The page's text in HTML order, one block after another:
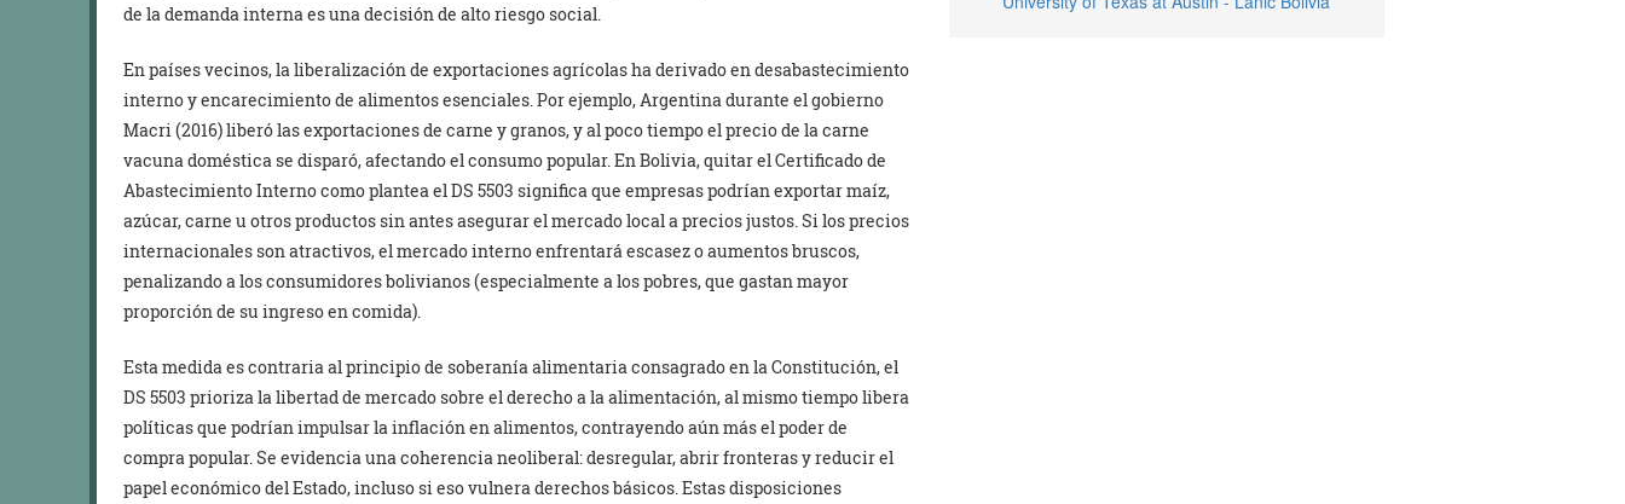
de la demanda interna es una decisión de alto riesgo social.
En países vecinos, la liberalización de exportaciones agrícolas ha derivado en desabastecimiento
interno y encarecimiento de alimentos esenciales. Por ejemplo, Argentina durante el gobierno
Macri (2016) liberó las exportaciones de carne y granos, y al poco tiempo el precio de la carne
vacuna doméstica se disparó, afectando el consumo popular. En Bolivia, quitar el Certificado de
Abastecimiento Interno como plantea el DS 5503 significa que empresas podrían exportar maíz,
azúcar, carne u otros productos sin antes asegurar el mercado local a precios justos. Si los precios
internacionales son atractivos, el mercado interno enfrentará escasez o aumentos bruscos,
penalizando a los consumidores bolivianos (especialmente a los pobres, que gastan mayor
proporción de su ingreso en comida).
Esta medida es contraria al principio de soberanía alimentaria consagrado en la Constitución, el
DS 5503 prioriza la libertad de mercado sobre el derecho a la alimentación, al mismo tiempo libera
políticas que podrían impulsar la inflación en alimentos, contrayendo aún más el poder de
compra popular. Se evidencia una coherencia neoliberal: desregular, abrir fronteras y reducir el
papel económico del Estado, incluso si eso vulnera derechos básicos. Estas disposiciones